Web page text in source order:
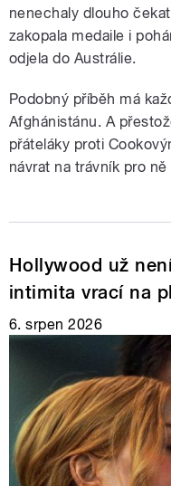
nenechaly dlouho
zakopala medaile i
odjela do Austrálie.
Podobný příběh má
Afghánistánu. A
přáteláky proti
návrat na trávník pro
Hollywood už
intimita vrací na
6. srpen 2026